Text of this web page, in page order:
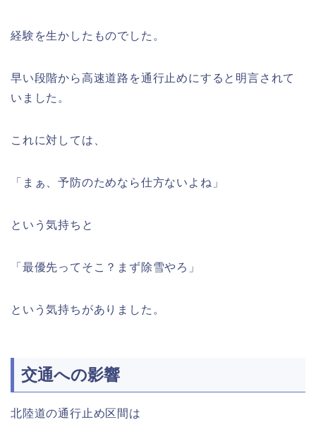
経験を生かしたものでした。
早い段階から高速道路を通行止めにすると明言されて
いました。
これに対しては、
「まぁ、予防のためなら仕方ないよね」
という気持ちと
「最優先ってそこ？まず除雪やろ」
という気持ちがありました。
交通への影響
北陸道の通行止め区間は